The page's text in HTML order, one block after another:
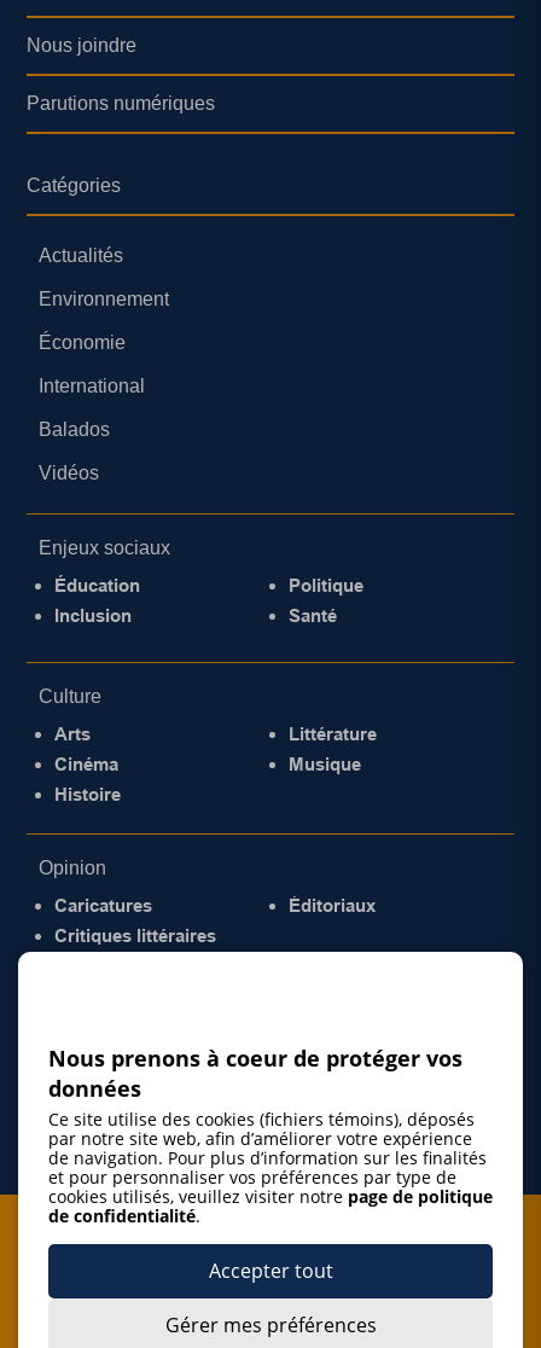
Nous joindre
Parutions numériques
Catégories
Actualités
Environnement
Économie
International
Balados
Vidéos
Enjeux sociaux
Éducation
Inclusion
Politique
Santé
Culture
Arts
Cinéma
Histoire
Littérature
Musique
Opinion
Caricatures
Critiques littéraires
Éditoriaux
Je m'abonne à l'infolettre
J’accepte de m’abonner à l’infolettre de La Gazette de la
Nous prenons à coeur de protéger vos
données
Ce site utilise des cookies (fichiers témoins), déposés
par notre site web, afin d’améliorer votre expérience
de navigation. Pour plus d’information sur les finalités
et pour personnaliser vos préférences par type de
cookies utilisés, veuillez visiter notre page de politique
de confidentialité.
Accepter tout
Gérer mes préférences